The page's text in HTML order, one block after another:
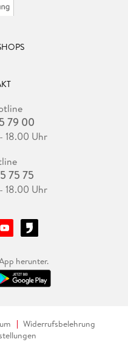
79 00
18.00 Uhr
75 75
18.00 Uhr
herunter.
Widerrufsbelehrung